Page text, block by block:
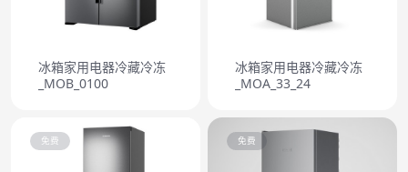
冰箱家用电器冷藏冷冻
_MOB_0100
冰箱家用电器冷藏冷冻
_MOA_33_24
免费 免费